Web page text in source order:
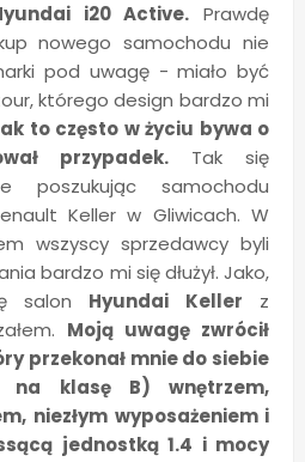
i20 Active. Prawdę
nowego samochodu nie
pod uwagę - miało być
którego design bardzo mi
to często w życiu bywa o
przypadek. Tak się
poszukując samochodu
Keller w Gliwicach. W
wszyscy sprzedawcy byli
bardzo mi się dłużył. Jako,
salon Hyundai Keller z
Moją uwagę zwrócił
przekonał mnie do siebie
na klasę B) wnętrzem,
niezłym wyposażeniem i
jednostką 1.4 i mocy